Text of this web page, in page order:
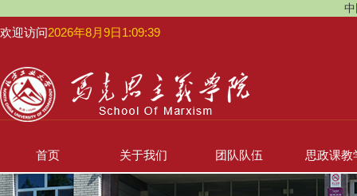
欢迎访问2026年8月9日1:09:40
首页 关于我们 团队队伍 思政课教